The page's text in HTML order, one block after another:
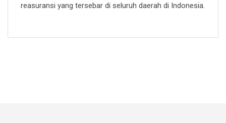
reasuransi yang tersebar di seluruh daerah di Indonesia.